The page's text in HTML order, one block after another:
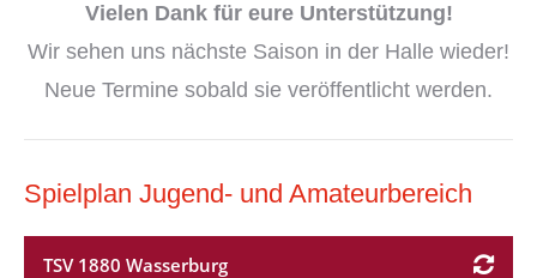
Vielen Dank für eure Unterstützung!
Wir sehen uns nächste Saison in der Halle wieder!
Neue Termine sobald sie veröffentlicht werden.
Spielplan Jugend- und Amateurbereich